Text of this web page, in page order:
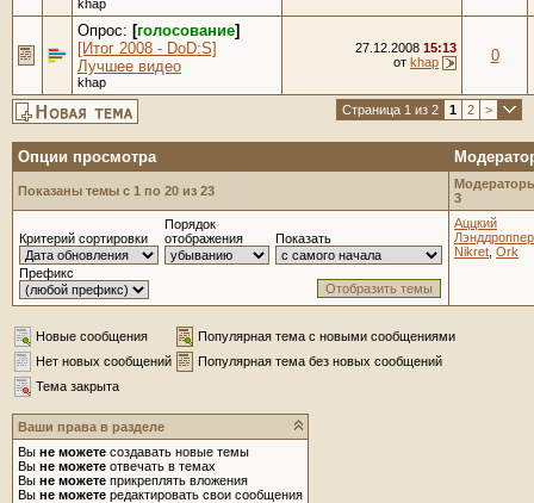
khap
Опрос: [голосование]
[Итог 2008 - DoD:S]
Лучшее видео
khap
27.12.2008 15:13
от khap 0
Страница 1 из 2 1 2 >
Опции просмотра
Показаны темы с 1 по 20 из 23
3
Критерий сортировки
Порядок
отображения
Показать
Префикс
Аццкий
Лэнддроппер
Nikret Ork
Новые сообщения
Популярная тема с новыми сообщениями
Нет новых сообщений
Популярная тема без новых сообщений
Тема закрыта
Ваши права в разделе
Вы не можете создавать новые темы
Вы не можете отвечать в темах
Вы не можете прикреплять вложения
Вы не можете редактировать свои сообщения